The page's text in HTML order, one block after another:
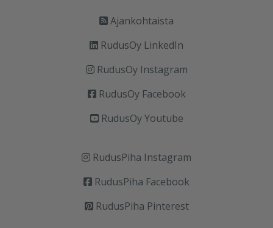
Ajankohtaista
RudusOy LinkedIn
RudusOy Instagram
RudusOy Facebook
RudusOy Youtube
RudusPiha Instagram
RudusPiha Facebook
RudusPiha Pinterest